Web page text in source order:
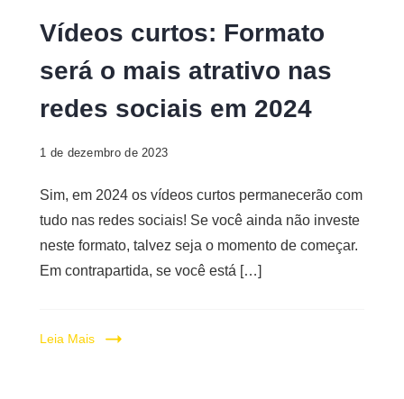
curtos
Vídeos curtos: Formato
será o mais atrativo nas
redes sociais em 2024
1 de dezembro de 2023
Sim, em 2024 os vídeos curtos permanecerão com
tudo nas redes sociais! Se você ainda não investe
neste formato, talvez seja o momento de começar.
Em contrapartida, se você está […]
Leia Mais